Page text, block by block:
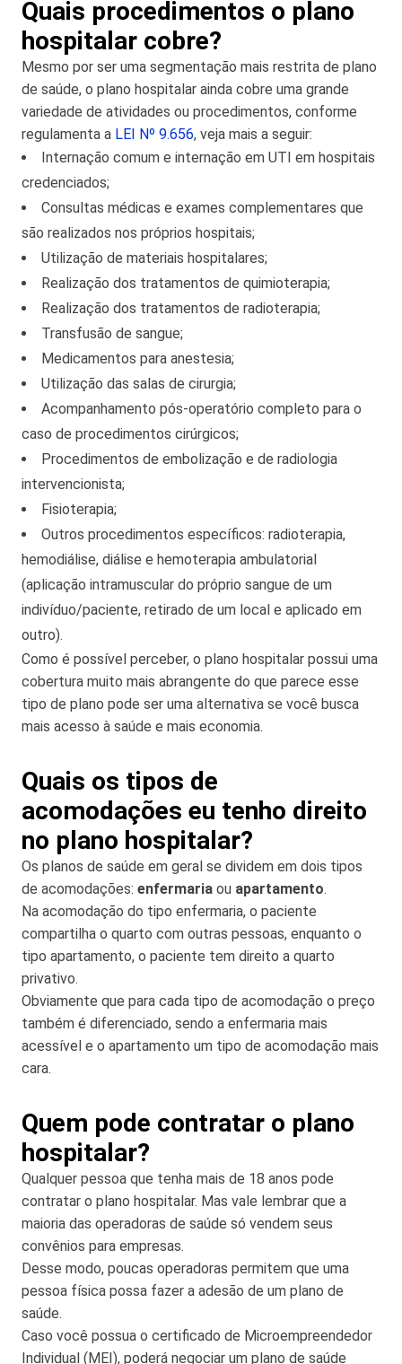
Quais procedimentos o plano
hospitalar cobre?
Mesmo por ser uma segmentação mais restrita de plano
de saúde, o plano hospitalar ainda cobre uma grande
variedade de atividades ou procedimentos, conforme
regulamenta a LEI Nº 9.656, veja mais a seguir:
Internação comum e internação em UTI em hospitais
credenciados;
Consultas médicas e exames complementares que
são realizados nos próprios hospitais;
Utilização de materiais hospitalares;
Realização dos tratamentos de quimioterapia;
Realização dos tratamentos de radioterapia;
Transfusão de sangue;
Medicamentos para anestesia;
Utilização das salas de cirurgia;
Acompanhamento pós-operatório completo para o
caso de procedimentos cirúrgicos;
Procedimentos de embolização e de radiologia
intervencionista;
Fisioterapia;
Outros procedimentos específicos: radioterapia,
hemodiálise, diálise e hemoterapia ambulatorial
(aplicação intramuscular do próprio sangue de um
indivíduo/paciente, retirado de um local e aplicado em
outro).
Como é possível perceber, o plano hospitalar possui uma
cobertura muito mais abrangente do que parece esse
tipo de plano pode ser uma alternativa se você busca
mais acesso à saúde e mais economia.
Quais os tipos de
acomodações eu tenho direito
no plano hospitalar?
Os planos de saúde em geral se dividem em dois tipos
de acomodações: enfermaria ou apartamento.
Na acomodação do tipo enfermaria, o paciente
compartilha o quarto com outras pessoas, enquanto o
tipo apartamento, o paciente tem direito a quarto
privativo.
Obviamente que para cada tipo de acomodação o preço
também é diferenciado, sendo a enfermaria mais
acessível e o apartamento um tipo de acomodação mais
cara.
Quem pode contratar o plano
hospitalar?
Qualquer pessoa que tenha mais de 18 anos pode
contratar o plano hospitalar. Mas vale lembrar que a
maioria das operadoras de saúde só vendem seus
convênios para empresas.
Desse modo, poucas operadoras permitem que uma
pessoa física possa fazer a adesão de um plano de
saúde.
Caso você possua o certificado de Microempreendedor
Individual (MEI), poderá negociar um plano de saúde